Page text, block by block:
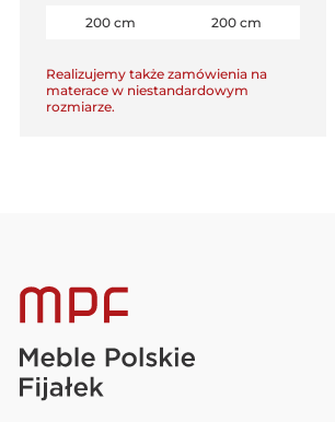
200 cm 200 cm
Realizujemy także zamówienia na
materace w niestandardowym
rozmiarze.